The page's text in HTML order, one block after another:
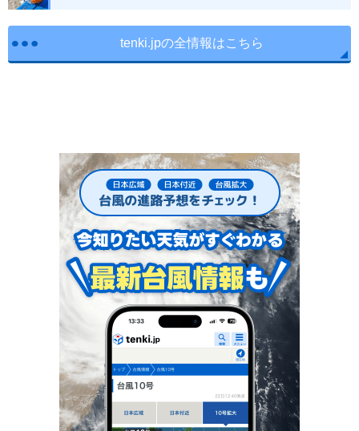
tenki.jpの全情報はこちら